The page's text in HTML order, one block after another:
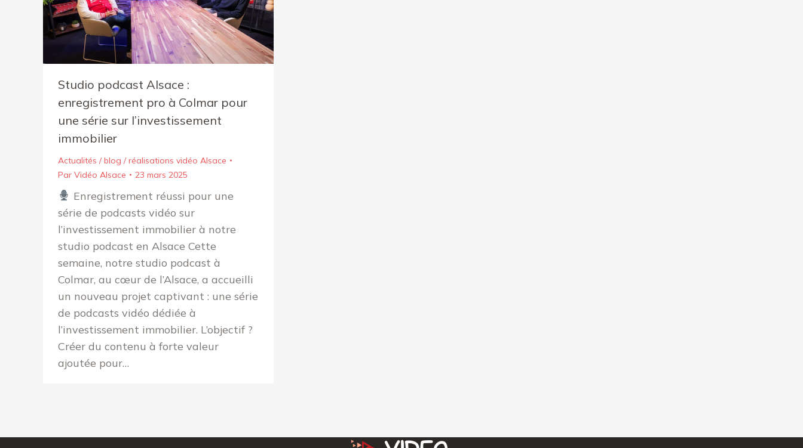
Studio podcast Alsace :
enregistrement pro à Colmar pour
une série sur l’investissement
immobilier
Actualités / blog / réalisations vidéo Alsace
Par Vidéo Alsace 23 mars 2025
Enregistrement réussi pour une
série de podcasts vidéo sur
l’investissement immobilier à notre
studio podcast en Alsace Cette
semaine, notre studio podcast à
Colmar, au cœur de l’Alsace, a accueilli
un nouveau projet captivant : une série
de podcasts vidéo dédiée à
l’investissement immobilier. L’objectif ?
Créer du contenu à forte valeur
ajoutée pour…